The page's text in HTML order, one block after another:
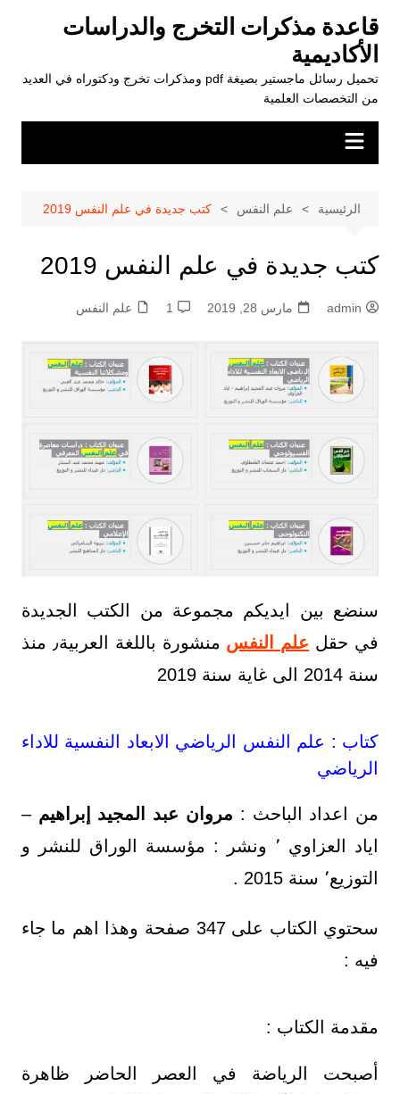
المحتوى
قاعدة مذكرات التخرج والدراسات
الأكاديمية
تحميل رسائل ماجستير بصيغة pdf ومذكرات تخرج ودكتوراه في العديد
من التخصصات العلمية
الرئيسية علم النفس كتب جديدة في علم النفس 2019
كتب جديدة في علم النفس 2019
admin مارس 28, 2019 1 علم النفس
سنضع بين ايديكم مجموعة من الكتب الجديدة
في حقل علم النفس
منشورة باللغة العربية٫ منذ
سنة 2014 الى غاية سنة 2019
كتاب : علم النفس الرياضي الابعاد النفسية للاداء
الرياضي
من اعداد الباحث : مروان عبد المجيد إبراهيم –
اياد العزاوي ٬ ونشر : مؤسسة الوراق للنشر و
التوزيع٬ سنة 2015 .
سحتوي الكتاب على 347 صفحة وهذا اهم ما جاء
فيه :
مقدمة الكتاب :
أصبحت الرياضة في العصر الحاضر ظاهرة